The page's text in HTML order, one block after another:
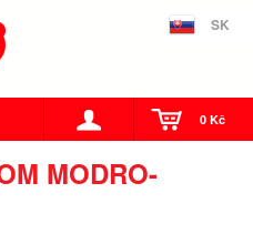
SK
0 Kč
MODRO-